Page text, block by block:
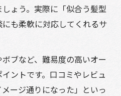
ょう。実際に「似合う髪型
も柔軟に対応してくれるサ
ブなど、難易度の高いオー
ントです。口コミやレビュ
ージ通りになった」といっ